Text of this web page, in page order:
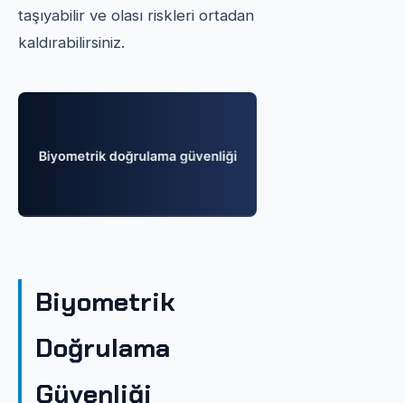
taşıyabilir ve olası riskleri ortadan
kaldırabilirsiniz.
Biyometrik
Doğrulama
Güvenliği